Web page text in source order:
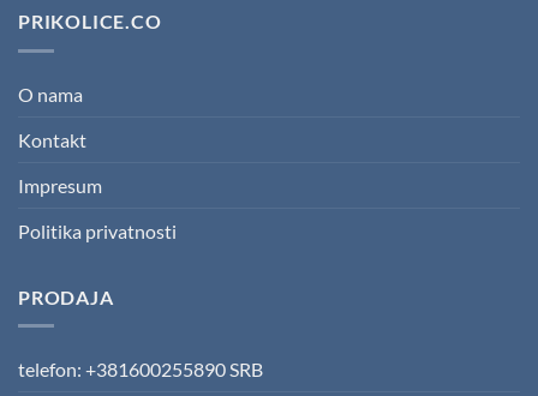
PRIKOLICE.CO
O nama
Kontakt
Impresum
Politika privatnosti
PRODAJA
telefon: +381600255890 SRB